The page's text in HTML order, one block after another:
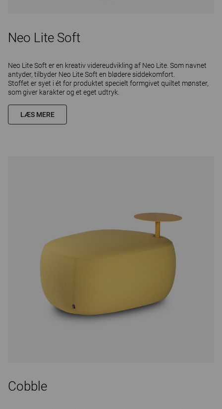
Neo Lite Soft
Neo Lite Soft er en kreativ videreudvikling af Neo Lite. Som navnet
antyder, tilbyder Neo Lite Soft en blødere siddekomfort.
Stoffet er syet i ét for produktet specielt formgivet quiltet mønster,
som giver karakter og et eget udtryk.
LÆS MERE
Cobble